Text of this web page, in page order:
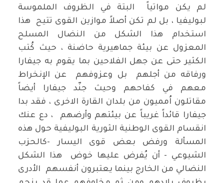
لم يكن مواتياً البتة في الظروف الملموسة
لبوليفيا ، بل لم تكن أصلاً موازين القوى تتيح هذا
استخدام هذا الشكل من النضال المسلح
المعزول عن بيئة جماهيرية حاضنة ، حيث كُتب
الكثير حتى عن جهل الفلاحين بما يقوم به جيفارا
ورفاقه من أجلهم بل وعزوفهم عن الإنخراط
معهم في كفاحهم وحيث جنّد جيفارا أيضاً
مقاتلون اُمميون من بلدان القارة الاخرى ، فقد بدا
جيفارا قائداً غريباً عن بيئتهم وأرضهم ، دع عنك
انقسام القوى الوطنية الثورية البوليفية حول هذه
المسألة ورفض بعض قوى اليسار -كالحزب
الشيوعي - أن يُفرض عليها خوض هذا الشكل
النضالي من الخارج بينما يعتبرون أنفسهم الأدرى